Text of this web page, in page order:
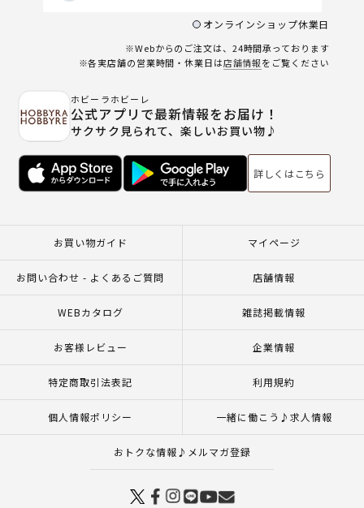
オンラインショップ休業日
※Webからのご注文は、24時間承っております
※各実店舗の営業時間・休業日は店舗情報をご覧ください
ホビーラホビーレ
公式アプリで最新情報をお届け！
サクサク見られて、楽しいお買い物♪
詳しくはこちら
お買い物ガイド マイページ
お問い合わせ - よくあるご質問 店舗情報
WEBカタログ 雑誌掲載情報
お客様レビュー 企業情報
特定商取引法表記 利用規約
個人情報ポリシー 一緒に働こう♪求人情報
おトクな情報♪メルマガ登録